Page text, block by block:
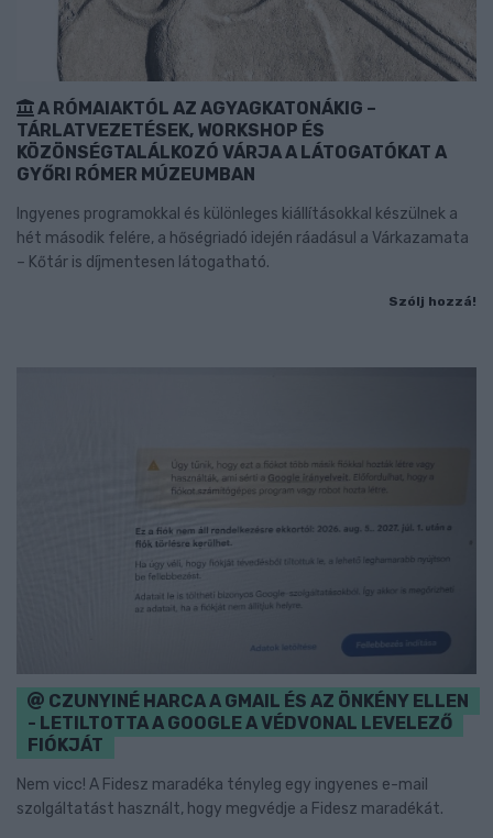
A RÓMAIAKTÓL AZ AGYAGKATONÁKIG –
TÁRLATVEZETÉSEK, WORKSHOP ÉS
KÖZÖNSÉGTALÁLKOZÓ VÁRJA A LÁTOGATÓKAT A
GYŐRI RÓMER MÚZEUMBAN
Ingyenes programokkal és különleges kiállításokkal készülnek a
hét második felére, a hőségriadó idején ráadásul a Várkazamata
– Kőtár is díjmentesen látogatható.
Szólj hozzá!
CZUNYINÉ HARCA A GMAIL ÉS AZ ÖNKÉNY ELLEN
- LETILTOTTA A GOOGLE A VÉDVONAL LEVELEZŐ
FIÓKJÁT
Nem vicc! A Fidesz maradéka tényleg egy ingyenes e-mail
szolgáltatást használt, hogy megvédje a Fidesz maradékát.